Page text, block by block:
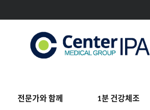
전문가와 함께 1분 건강체조